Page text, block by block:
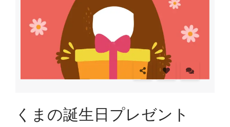
くまの誕生日プレゼント